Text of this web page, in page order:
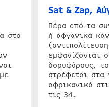
στο
Sat & Zap,
Πέρα από τα
ή αφγανικά
εμφανίζονται
δορυφόρους,
στρέφεται στα
αφρικανικά
τις 34…